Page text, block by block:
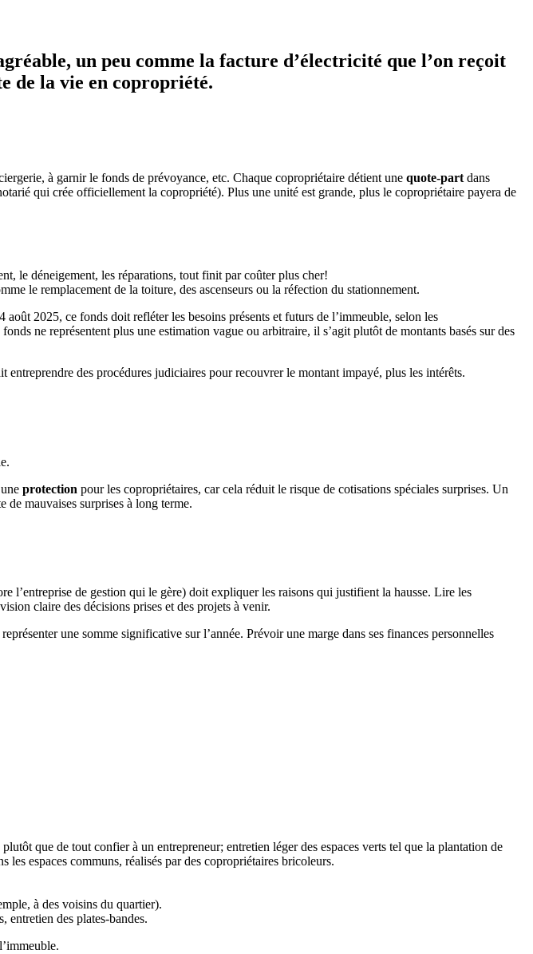
un peu comme la facture d’électricité que l’on reçoit
de la vie en copropriété.
à garnir le fonds de prévoyance, etc. Chaque copropriétaire détient une quote-part dans
qui crée officiellement la copropriété). Plus une unité est grande, plus le copropriétaire payera de
le déneigement, les réparations, tout finit par coûter plus cher!
le remplacement de la toiture, des ascenseurs ou la réfection du stationnement.
août 2025, ce fonds doit refléter les besoins présents et futurs de l’immeuble, selon les
ne représentent plus une estimation vague ou arbitraire, il s’agit plutôt de montants basés sur des
des procédures judiciaires pour recouvrer le montant impayé, plus les intérêts.
protection pour les copropriétaires, car cela réduit le risque de cotisations spéciales surprises. Un
de mauvaises surprises à long terme.
l’entreprise de gestion qui le gère) doit expliquer les raisons qui justifient la hausse. Lire les
claire des décisions prises et des projets à venir.
une somme significative sur l’année. Prévoir une marge dans ses finances personnelles
que de tout confier à un entrepreneur; entretien léger des espaces verts tel que la plantation de
espaces communs, réalisés par des copropriétaires bricoleurs.
à des voisins du quartier).
entretien des plates-bandes.